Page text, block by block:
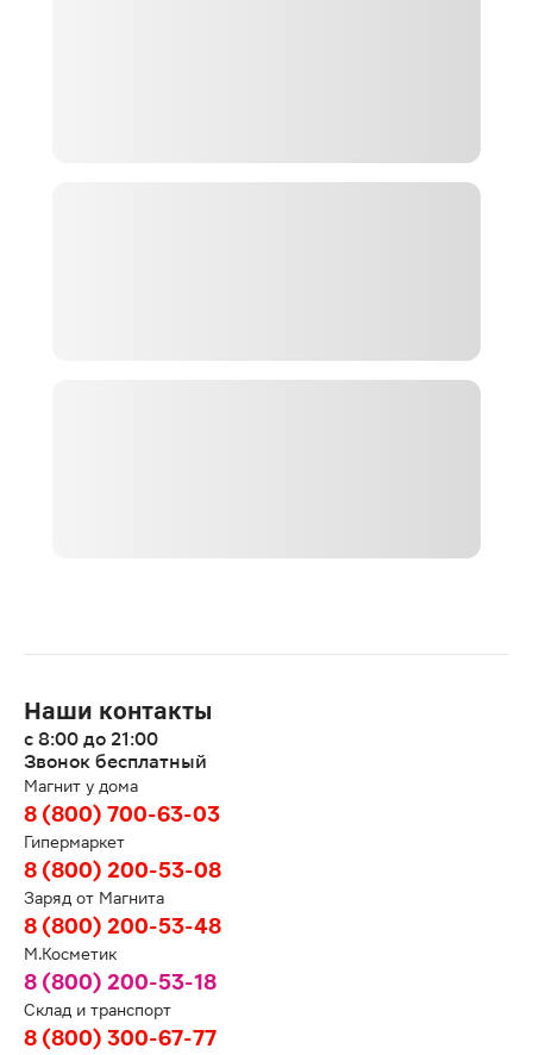
Наши контакты
с 8:00 до 21:00
Звонок бесплатный
Магнит у дома
8 (800) 700-63-03
Гипермаркет
8 (800) 200-53-08
Заряд от Магнита
8 (800) 200-53-48
М.Косметик
8 (800) 200-53-18
Склад и транспорт
8 (800) 300-67-77